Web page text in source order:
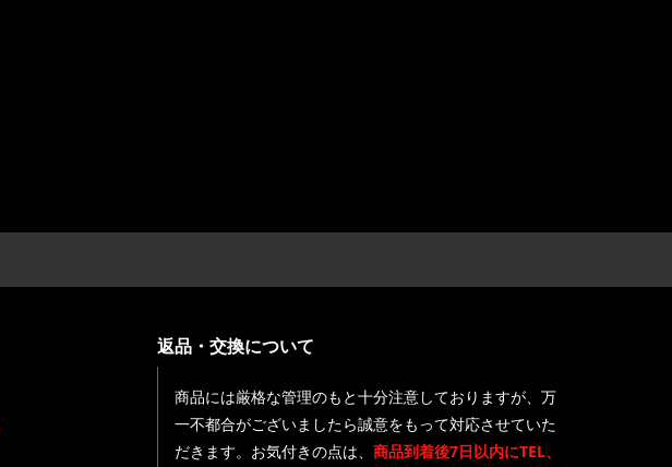
返品・交換について
商品には厳格な管理のもと十分注意しておりますが、万
一不都合がございましたら誠意をもって対応させていた
だきます。お気付きの点は、 商品到着後7日以内にTEL、